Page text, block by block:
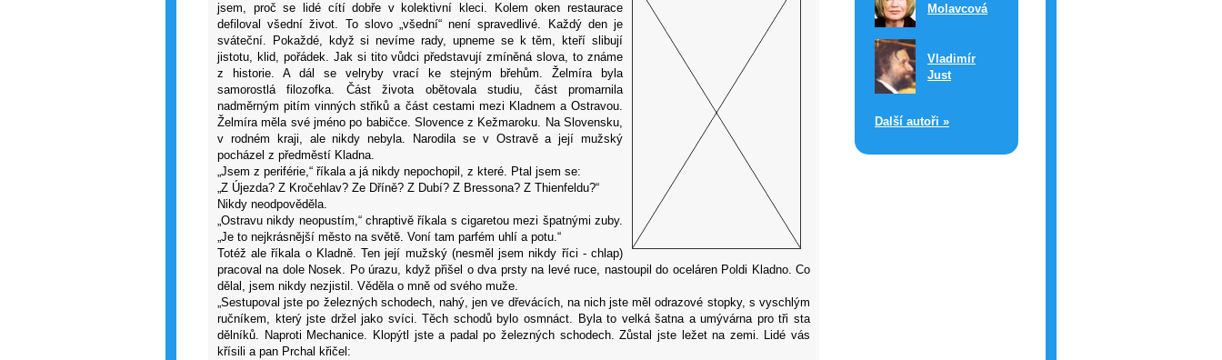
jsem, proč se lidé cítí dobře v kolektivní kleci. Kolem oken restaurace
defiloval všední život. To slovo „všední“ není spravedlivé. Každý den je
sváteční. Pokaždé, když si nevíme rady, upneme se k těm, kteří slibují
jistotu, klid, pořádek. Jak si tito vůdci představují zmíněná slova, to známe
z historie. A dál se velryby vrací ke stejným břehům. Želmíra byla
samorostlá filozofka. Část života obětovala studiu, část promarnila
nadměrným pitím vinných střiků a část cestami mezi Kladnem a Ostravou.
Želmíra měla své jméno po babičce. Slovence z Kežmaroku. Na Slovensku,
v rodném kraji, ale nikdy nebyla. Narodila se v Ostravě a její mužský
pocházel z předměstí Kladna.
„Jsem z periférie,“ říkala a já nikdy nepochopil, z které. Ptal jsem se:
„Z Újezda? Z Kročehlav? Ze Dříně? Z Dubí? Z Bressona? Z Thienfeldu?“
Nikdy neodpověděla.
„Ostravu nikdy neopustím,“ chraptivě říkala s cigaretou mezi špatnými zuby.
„Je to nejkrásnější město na světě. Voní tam parfém uhlí a potu.“
Totéž ale říkala o Kladně. Ten její mužský (nesměl jsem nikdy říci - chlap)
pracoval na dole Nosek. Po úrazu, když přišel o dva prsty na levé ruce, nastoupil do oceláren Poldi Kladno. Co
dělal, jsem nikdy nezjistil. Věděla o mně od svého muže.
„Sestupoval jste po železných schodech, nahý, jen ve dřevácích, na nich jste měl odrazové stopky, s vyschlým
ručníkem, který jste držel jako svíci. Těch schodů bylo osmnáct. Byla to velká šatna a umývárna pro tři sta
dělníků. Naproti Mechanice. Klopýtl jste a padal po železných schodech. Zůstal jste ležet na zemi. Lidé vás
křísili a pan Prchal křičel:
Molavcová
Vladimír
Just
Další autoři »